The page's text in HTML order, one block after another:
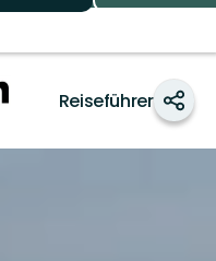
Reiseführer